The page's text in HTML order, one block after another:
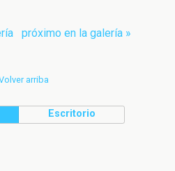
próximo en la galería »
arriba
Escritorio